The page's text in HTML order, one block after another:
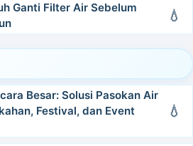
Ganti Filter Air Sebelum
Besar: Solusi Pasokan Air
Festival, dan Event